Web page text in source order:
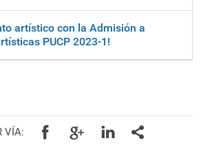
artístico con la Admisión a
PUCP 2023-1!
VÍA: FacebookGoogle+ Linkedin